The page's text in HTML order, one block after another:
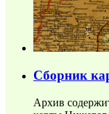
Сборник
Архив